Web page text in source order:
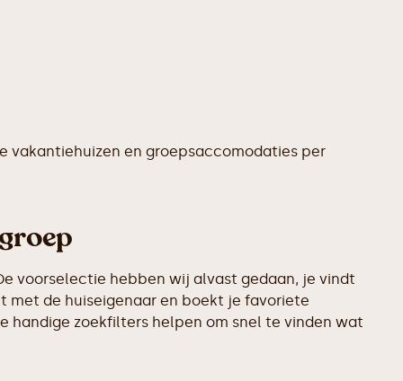
vakantiehuizen en groepsaccomodaties per
voorselectie hebben wij alvast gedaan, je vindt
de huiseigenaar en boekt je favoriete
handige zoekfilters helpen om snel te vinden wat